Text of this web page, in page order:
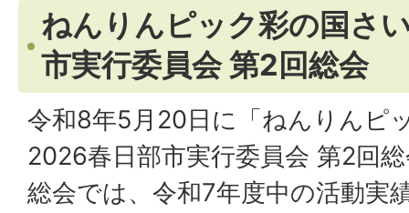
ねんりんピック彩の国さ
市実行委員会 第2回総会
令和8年5月20日に「ねんりんピ
2026春日部市実行委員会 第2回
総会では、令和7年度中の活動実